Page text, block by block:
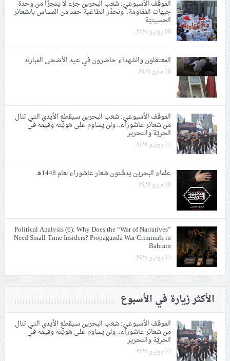
الموقف الأسبوعيّ: شعب البحرين جزء لا يتجزّأ من وحدة
جبهات المقاومة.. ونحذّر الطاغية حمد من المساس بالشعائر
الحسينيّة
08 يونيو 2026
المعتقلون والشهداء حاضرون في عيد الأضحى المبارك
28 مايو 2026
الموقف الأسبوعيّ: شعب البحرين سيقطع الأيدي التي تنال
من شعائر عاشوراء.. ولن يساوم على هويّته وقيمه في
الحريّة والتحرير
22 يونيو 2026
علماء البحرين يدشّنون شعار عاشوراء لعام 1448هـ
28 مايو 2026
Political Analysis (6): Why Does the “War of Narratives”
Need Small-Time Insiders? Propaganda War Criminals in
Bahrain
15 يونيو 2026
الأكثر زيارة في الأسبوع
الموقف الأسبوعيّ: شعب البحرين سيقطع الأيدي التي تنال
من شعائر عاشوراء.. ولن يساوم على هويّته وقيمه في
الحريّة والتحرير
22 يونيو 2026